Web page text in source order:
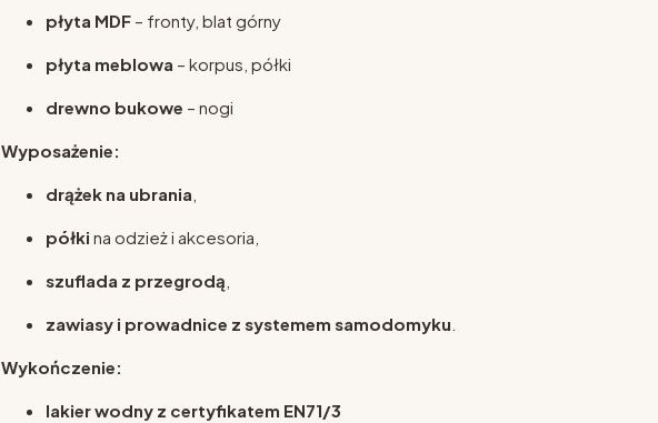
płyta MDF– fronty, blat górny
płyta meblowa – korpus, półki
drewno bukowe – nogi
Wyposażenie:
drążek na ubrania
półki na odzież i akcesoria,
szuflada z przegrodą
zawiasy i prowadnice z systemem samodomyku
Wykończenie:
lakier wodny z certyfikatem EN71/3